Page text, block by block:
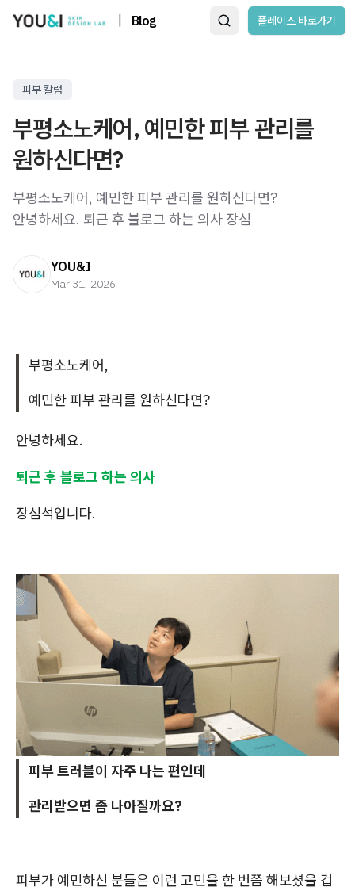
Blog 플레이스 바로가기
피부 칼럼
부평소노케어, 예민한 피부 관리를
원하신다면?
부평소노케어, 예민한 피부 관리를 원하신다면?
안녕하세요. 퇴근 후 블로그 하는 의사 장심
YOU&I
Mar 31, 2026
부평소노케어,
예민한 피부 관리를 원하신다면?
안녕하세요.
퇴근 후 블로그 하는 의사
장심석입니다.
피부 트러블이 자주 나는 편인데
관리받으면 좀 나아질까요?
피부가 예민하신 분들은 이런 고민을 한 번쯤 해보셨을 겁